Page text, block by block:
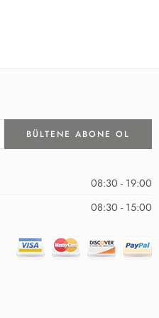
08:30 - 19:00
08:30 - 15:00